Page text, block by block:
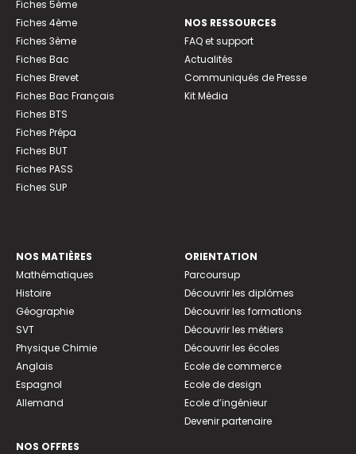
Fiches 5ème
Fiches 4ème
Fiches 3ème
Fiches Bac
Fiches Brevet
Fiches Bac Français
Fiches BTS
Fiches Prépa
Fiches BUT
Fiches PASS
Fiches SUP
NOS RESSOURCES
FAQ et support
Actualités
Communiqués de Presse
Kit Média
NOS MATIÈRES
Mathématiques
Histoire
Géographie
SVT
Physique Chimie
Anglais
Espagnol
Allemand
NOS OFFRES
ORIENTATION
Parcoursup
Découvrir les diplômes
Découvrir les formations
Découvrir les métiers
Découvrir les écoles
Ecole de commerce
Ecole de design
Ecole d’ingénieur
Devenir partenaire